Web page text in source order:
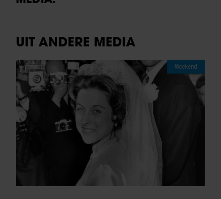
UIT ANDERE MEDIA
Weekend